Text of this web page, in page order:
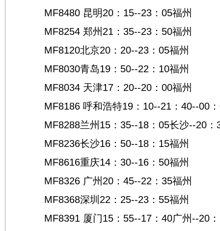
MF8480 昆明20：15--23：05福州
MF8254 郑州21：35--23：50福州
MF8120北京20：20--23：05福州
MF8030青岛19：50--22：10福州
MF8034 天津17：20--20：00福州
MF8186 呼和浩特19：10--21：40--00：
MF8288兰州15：35--18：05长沙--20：
MF8236长沙16：50--18：15福州
MF8616重庆14：30--16：50福州
MF8326 广州20：45--22：35福州
MF8368深圳22：25--23：55福州
MF8391 厦门15：55--17：40广州--20：